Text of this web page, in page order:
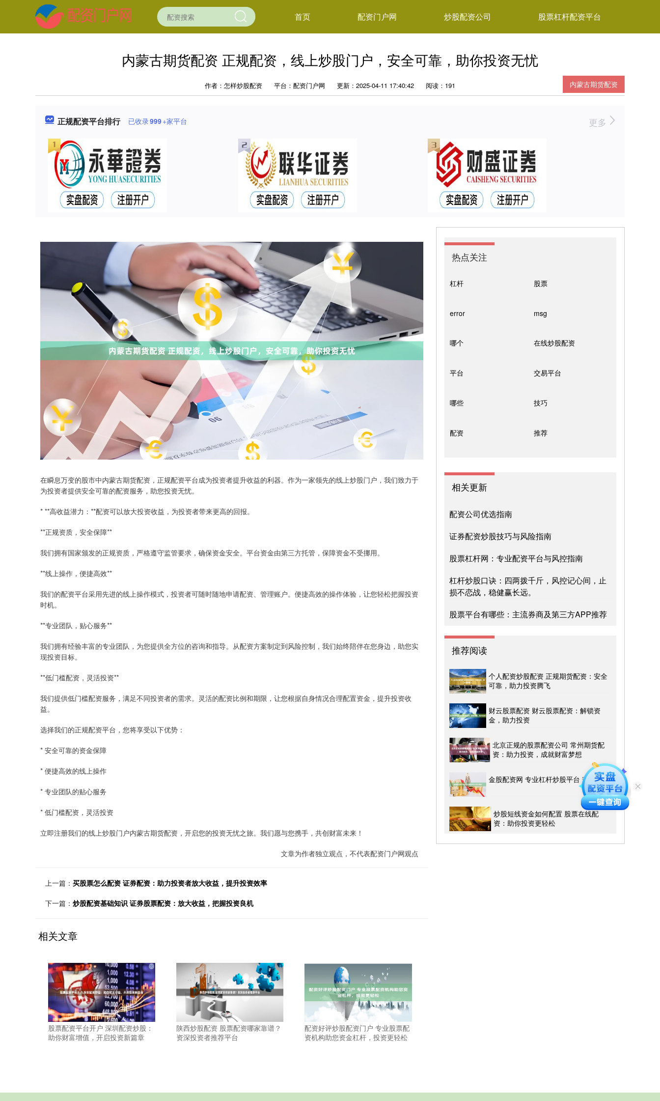
首页 配资门户网 炒股配资公司 股票杠杆配资平台
内蒙古期货配资 正规配资，线上炒股门户，安全可靠，助你投资无忧
内蒙古期货配资
作者：怎样炒股配资 平台：配资门户网 更新：2025-04-11 17:40:42 阅读：191
正规配资平台排行 已收录999+家平台 更多
在瞬息万变的股市中内蒙古期货配资，正规配资平台成为投资者提升收益的利器。作为一家领先的线上炒股门户，我们致力于
为投资者提供安全可靠的配资服务，助您投资无忧。
* **高收益潜力：**配资可以放大投资收益，为投资者带来更高的回报。
**正规资质，安全保障**
我们拥有国家颁发的正规资质，严格遵守监管要求，确保资金安全。平台资金由第三方托管，保障资金不受挪用。
**线上操作，便捷高效**
我们的配资平台采用先进的线上操作模式，投资者可随时随地申请配资、管理账户。便捷高效的操作体验，让您轻松把握投资
时机。
**专业团队，贴心服务**
我们拥有经验丰富的专业团队，为您提供全方位的咨询和指导。从配资方案制定到风险控制，我们始终陪伴在您身边，助您实
现投资目标。
**低门槛配资，灵活投资**
我们提供低门槛配资服务，满足不同投资者的需求。灵活的配资比例和期限，让您根据自身情况合理配置资金，提升投资收
益。
选择我们的正规配资平台，您将享受以下优势：
* 安全可靠的资金保障
* 便捷高效的线上操作
* 专业团队的贴心服务
* 低门槛配资，灵活投资
立即注册我们的线上炒股门户内蒙古期货配资，开启您的投资无忧之旅。我们愿与您携手，共创财富未来！
文章为作者独立观点，不代表配资门户网观点
上一篇： 买股票怎么配资 证券配资：助力投资者放大收益，提升投资效率
下一篇： 炒股配资基础知识 证券股票配资：放大收益，把握投资良机
相关文章
股票配资平台开户 深圳配资炒股：
助你财富增值，开启投资新篇章
陕西炒股配资 股票配资哪家靠谱？
资深投资者推荐平台
配资好评炒股配资门户 专业股票配
资机构助您资金杠杆，投资更轻松
热点关注
杠杆 股票
error msg
哪个 在线炒股配资
平台 交易平台
哪些 技巧
配资 推荐
相关更新
配资公司优选指南
证券配资炒股技巧与风险指南
股票杠杆网：专业配资平台与风控指南
杠杆炒股口诀：四两拨千斤，风控记心间，止
损不恋战，稳健赢长远。
股票平台有哪些：主流券商及第三方APP推荐
推荐阅读
个人配资炒股配资 正规期货配资：安全
可靠，助力投资腾飞
财云股票配资 财云股票配资：解锁资
金，助力投资
北京正规的股票配资公司 常州期货配
资：助力投资，成就财富梦想
金股配资网 专业杠杆炒股平台 安全高效
炒股短线资金如何配置 股票在线配
资：助你投资更轻松